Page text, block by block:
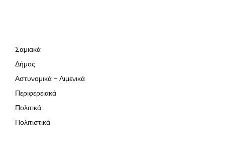
Σαμιακά
Δήμος
Αστυνομικά – Λιμενικά
Περιφερειακά
Πολιτικά
Πολιτιστικά